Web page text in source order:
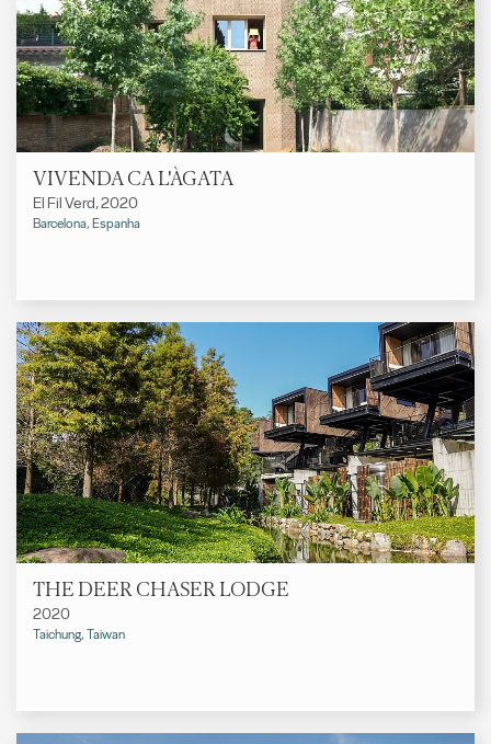
VIVENDA CA L'ÀGATA
El Fil Verd, 2020
Barcelona, Espanha
THE DEER CHASER LODGE
2020
Taichung, Taiwan